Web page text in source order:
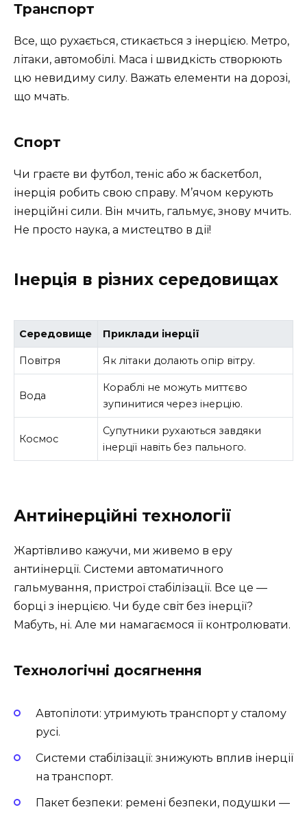
Транспорт
Все, що рухається, стикається з інерцією. Метро,
літаки, автомобілі. Маса і швидкість створюють
цю невидиму силу. Важать елементи на дорозі,
що мчать.
Спорт
Чи граєте ви футбол, теніс або ж баскетбол,
інерція робить свою справу. М’ячом керують
інерційні сили. Він мчить, гальмує, знову мчить.
Не просто наука, а мистецтво в дії!
Інерція в різних середовищах
Середовище Приклади інерції
Повітря Як літаки долають опір вітру.
Вода
Кораблі не можуть миттєво
зупинитися через інерцію.
Космос
Супутники рухаються завдяки
інерції навіть без пального.
Антиінерційні технології
Жартівливо кажучи, ми живемо в еру
антиінерції. Системи автоматичного
гальмування, пристрої стабілізації. Все це —
борці з інерцією. Чи буде світ без інерції?
Мабуть, ні. Але ми намагаємося її контролювати.
Технологічні досягнення
Автопілоти: утримують транспорт у сталому
русі.
Системи стабілізації: знижують вплив інерції
на транспорт.
Пакет безпеки: ремені безпеки, подушки —